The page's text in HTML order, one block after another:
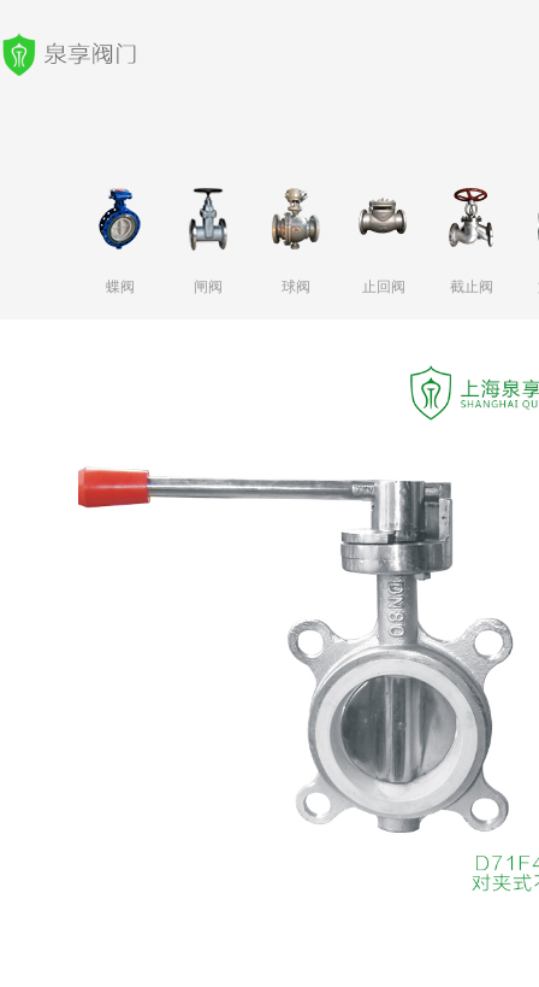
蝶阀 闸阀 球阀 止回阀 截止阀